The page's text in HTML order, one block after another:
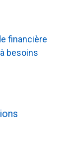
financière
besoins